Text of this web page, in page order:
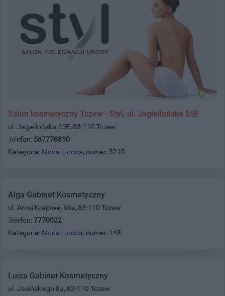
Salon kosmetyczny Tczew - Styl, ul. Jagiellońska 55E
ul. Jagiellońska 55E, 83-110 Tczew
Telefon: 587776810
Kategoria: Moda i uroda, numer: 3210
Alga Gabinet Kosmetyczny
ul. Armii Krajowej 66e, 83-110 Tczew
Telefon: 7770022
Kategoria: Moda i uroda, numer: 148
Luiza Gabinet Kosmetyczny
ul. Jasińskiego 8a, 83-110 Tczew